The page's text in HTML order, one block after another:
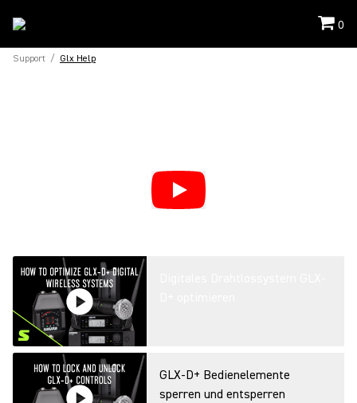
0
Support / Glx Help
GLX-D+ Bedienelemente
sperren und entsperren